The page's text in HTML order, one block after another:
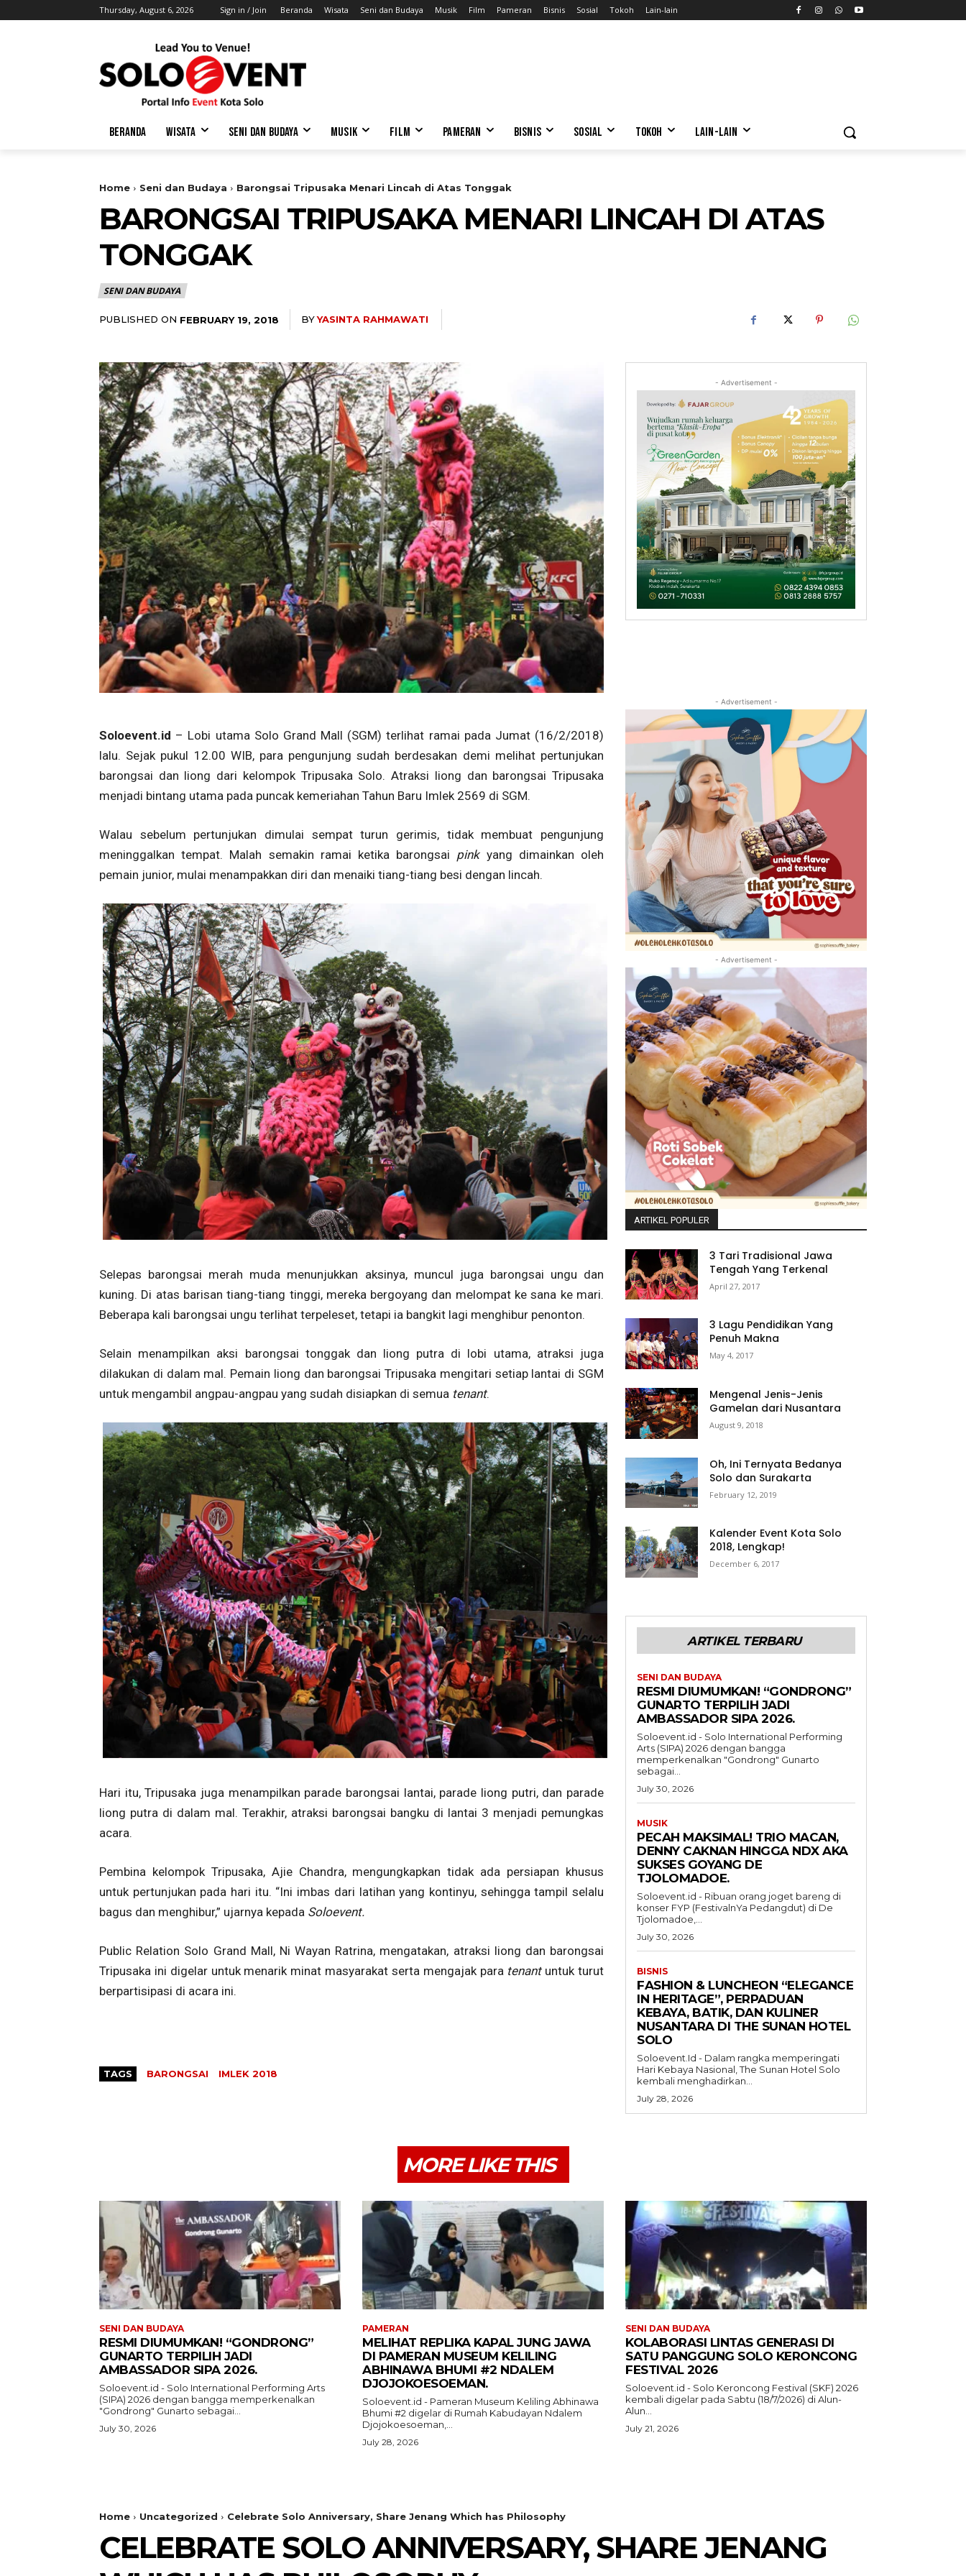
Thursday, August 6, 2026 Sign in / Join Beranda Wisata Seni dan Budaya Musik Film Pameran Bisnis Sosial Tokoh Lain-lain
BERANDA WISATA SENI DAN BUDAYA MUSIK FILM PAMERAN BISNIS SOSIAL TOKOH LAIN-LAIN
Home Seni dan Budaya Barongsai Tripusaka Menari Lincah di Atas Tonggak
BARONGSAI TRIPUSAKA MENARI LINCAH DI ATAS
TONGGAK
SENI DAN BUDAYA
PUBLISHED ON FEBRUARY 19, 2018 BYYASINTA RAHMAWATI
- Advertisement -
Soloevent.id – Lobi utama Solo Grand Mall (SGM) terlihat ramai pada Jumat (16/2/2018)
lalu. Sejak pukul 12.00 WIB, para pengunjung sudah berdesakan demi melihat pertunjukan
barongsai dan liong dari kelompok Tripusaka Solo. Atraksi liong dan barongsai Tripusaka
menjadi bintang utama pada puncak kemeriahan Tahun Baru Imlek 2569 di SGM.
Walau sebelum pertunjukan dimulai sempat turun gerimis, tidak membuat pengunjung
meninggalkan tempat. Malah semakin ramai ketika barongsai pinkyang dimainkan oleh
pemain junior, mulai menampakkan diri dan menaiki tiang-tiang besi dengan lincah.
Selepas barongsai merah muda menunjukkan aksinya, muncul juga barongsai ungu dan
kuning. Di atas barisan tiang-tiang tinggi, mereka bergoyang dan melompat ke sana ke mari.
Beberapa kali barongsai ungu terlihat terpeleset, tetapi ia bangkit lagi menghibur penonton.
Selain menampilkan aksi barongsai tonggak dan liong putra di lobi utama, atraksi juga
dilakukan di dalam mal. Pemain liong dan barongsai Tripusaka mengitari setiap lantai di SGM
untuk mengambil angpau-angpau yang sudah disiapkan di semua tenant.
Hari itu, Tripusaka juga menampilkan parade barongsai lantai, parade liong putri, dan parade
liong putra di dalam mal. Terakhir, atraksi barongsai bangku di lantai 3 menjadi pemungkas
acara.
Pembina kelompok Tripusaka, Ajie Chandra, mengungkapkan tidak ada persiapan khusus
untuk pertunjukan pada hari itu. “Ini imbas dari latihan yang kontinyu, sehingga tampil selalu
bagus dan menghibur,” ujarnya kepada Soloevent.
Public Relation Solo Grand Mall, Ni Wayan Ratrina, mengatakan, atraksi liong dan barongsai
Tripusaka ini digelar untuk menarik minat masyarakat serta mengajak para tenant untuk turut
berpartisipasi di acara ini.
TAGS BARONGSAI IMLEK 2018
- Advertisement -
- Advertisement -
ARTIKEL POPULER
3 Tari Tradisional Jawa
Tengah Yang Terkenal
April 27, 2017
3 Lagu Pendidikan Yang
Penuh Makna
May 4, 2017
Mengenal Jenis-Jenis
Gamelan dari Nusantara
August 9, 2018
Oh, Ini Ternyata Bedanya
Solo dan Surakarta
February 12, 2019
Kalender Event Kota Solo
2018, Lengkap!
December 6, 2017
ARTIKEL TERBARU
SENI DAN BUDAYA
RESMI DIUMUMKAN! “GONDRONG”
GUNARTO TERPILIH JADI
AMBASSADOR SIPA 2026.
Soloevent.id - Solo International Performing
Arts (SIPA) 2026 dengan bangga
memperkenalkan "Gondrong" Gunarto
sebagai...
July 30, 2026
MUSIK
PECAH MAKSIMAL! TRIO MACAN,
DENNY CAKNAN HINGGA NDX AKA
SUKSES GOYANG DE
TJOLOMADOE.
Soloevent.id - Ribuan orang joget bareng di
konser FYP (FestivalnYa Pedangdut) di De
Tjolomadoe,...
July 30, 2026
BISNIS
FASHION & LUNCHEON “ELEGANCE
IN HERITAGE”, PERPADUAN
KEBAYA, BATIK, DAN KULINER
NUSANTARA DI THE SUNAN HOTEL
SOLO
Soloevent.Id - Dalam rangka memperingati
Hari Kebaya Nasional, The Sunan Hotel Solo
kembali menghadirkan...
July 28, 2026
MORE LIKE THIS
SENI DAN BUDAYA
RESMI DIUMUMKAN! “GONDRONG”
GUNARTO TERPILIH JADI
AMBASSADOR SIPA 2026.
Soloevent.id - Solo International Performing Arts
(SIPA) 2026 dengan bangga memperkenalkan
"Gondrong" Gunarto sebagai...
July 30, 2026
PAMERAN
MELIHAT REPLIKA KAPAL JUNG JAWA
DI PAMERAN MUSEUM KELILING
ABHINAWA BHUMI #2 NDALEM
DJOJOKOESOEMAN.
Soloevent.id - Pameran Museum Keliling Abhinawa
Bhumi #2 digelar di Rumah Kabudayan Ndalem
Djojokoesoeman,...
July 28, 2026
SENI DAN BUDAYA
KOLABORASI LINTAS GENERASI DI
SATU PANGGUNG SOLO KERONCONG
FESTIVAL 2026
Soloevent.id - Solo Keroncong Festival (SKF) 2026
kembali digelar pada Sabtu (18/7/2026) di Alun-
Alun...
July 21, 2026